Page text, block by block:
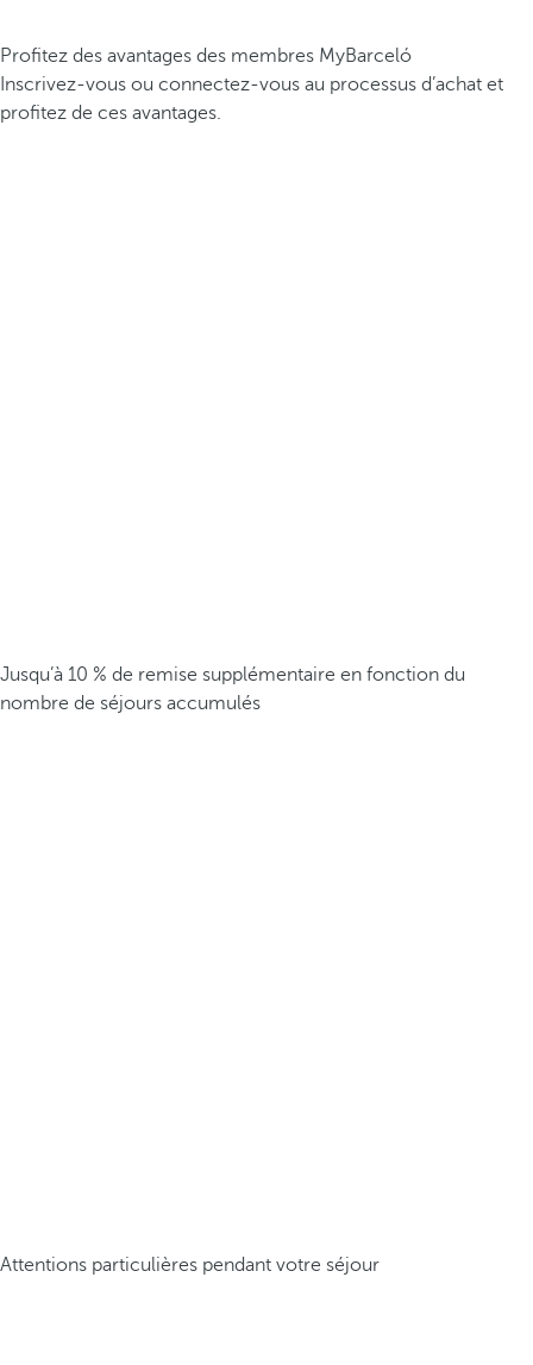
Profitez des avantages des membres MyBarceló
Inscrivez-vous ou connectez-vous au processus d’achat et
profitez de ces avantages.
Jusqu’à 10 % de remise supplémentaire en fonction du
nombre de séjours accumulés
Attentions particulières pendant votre séjour